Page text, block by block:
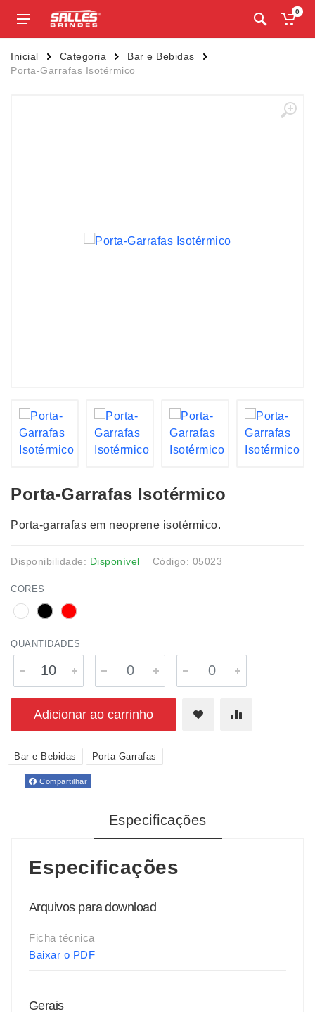
0
Inicial Categoria
Bar e Bebidas
Porta-Garrafas Isotérmico
Porta-Garrafas Isotérmico
Porta-garrafas em neoprene isotérmico.
Disponibilidade: Disponível Código: 05023
CORES
QUANTIDADES
Adicionar ao carrinho
Bar e Bebidas Porta Garrafas
Compartilhar
Especificações
Especificações
Arquivos para download
Ficha técnica
Baixar o PDF
Gerais